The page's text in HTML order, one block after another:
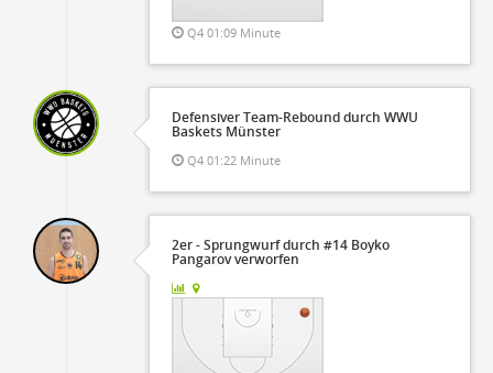
Q4 01:09 Minute
Defensiver Team-Rebound durch WWU
Baskets Münster
Q4 01:22 Minute
2er - Sprungwurf durch #14 Boyko
Pangarov verworfen